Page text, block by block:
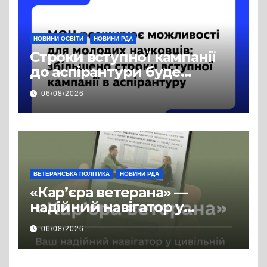
НОВИНИ ОСВІТИ НОВИНИ РДА
Строки вступної кампанії
до аспірантури буде
продовжено
06/08/2026
ВЕТЕРАНСЬКА ПОЛІТИКА НОВИНИ РДА
«Кар’єра ветерана» —
надійний навігатор у
цивільній професії
06/08/2026